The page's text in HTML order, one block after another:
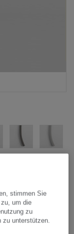
Böden
0274
stimmen Sie
um die
zu
zu unterstützen.